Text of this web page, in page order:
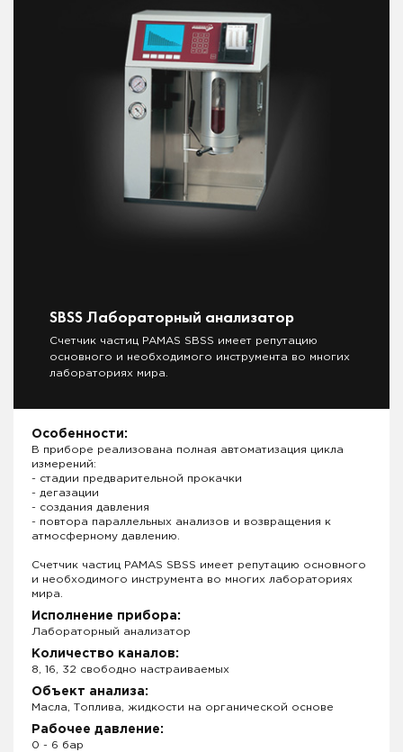
SBSS Лабораторный анализатор
Счетчик частиц PAMAS SBSS имеет репутацию
основного и необходимого инструмента во многих
лабораториях мира.
Особенности:
В приборе реализована полная автоматизация цикла
измерений:
- стадии предварительной прокачки
- дегазации
- создания давления
- повтора параллельных анализов и возвращения к
атмосферному давлению.
Счетчик частиц PAMAS SBSS имеет репутацию основного
и необходимого инструмента во многих лабораториях
мира.
Исполнение прибора:
Лабораторный анализатор
Количество каналов:
8, 16, 32 свободно настраиваемых
Объект анализа:
Масла, Топлива, жидкости на органической основе
Рабочее давление:
0 - 6 бар